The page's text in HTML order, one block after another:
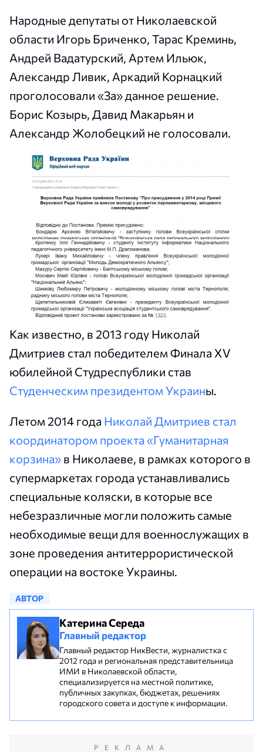
Народные депутаты от Николаевской
области Игорь Бриченко, Тарас Креминь,
Андрей Вадатурский, Артем Ильюк,
Александр Ливик, Аркадий Корнацкий
проголосовали «За» данное решение.
Борис Козырь, Давид Макарьян и
Александр Жолобецкий не голосовали.
Как известно, в 2013 году Николай
Дмитриев стал победителем Финала XV
юбилейной Студреспублики став
Студенческим президентом Украины.
Летом 2014 года Николай Дмитриев стал
координатором проекта «Гуманитарная
корзина» в Николаеве, в рамках которого в
супермаркетах города устанавливались
специальные коляски, в которые все
небезразличные могли положить самые
необходимые вещи для военнослужащих в
зоне проведения антитеррористической
операции на востоке Украины.
АВТОР
Катерина Середа
Главный редактор
Главный редактор НикВести, журналистка с
2012 года и региональная представительница
ИМИ в Николаевской области,
специализируется на местной политике,
публичных закупках, бюджетах, решениях
городского совета и доступе к информации.
РЕКЛАМА